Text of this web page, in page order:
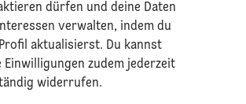
dürfen und deine Daten
verwalten, indem du
aktualisierst. Du kannst
Einwilligungen zudem jederzeit
widerrufen.